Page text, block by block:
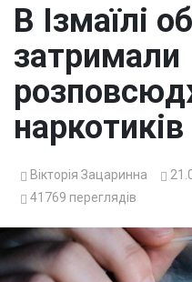
В Ізмаїлі
затримали
наркотиків
Вікторія Зацаринна
41769 переглядів